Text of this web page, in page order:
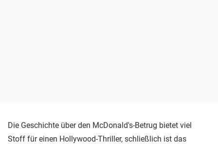
Die Geschichte über den McDonald's-Betrug bietet viel
Stoff für einen Hollywood-Thriller, schließlich ist das